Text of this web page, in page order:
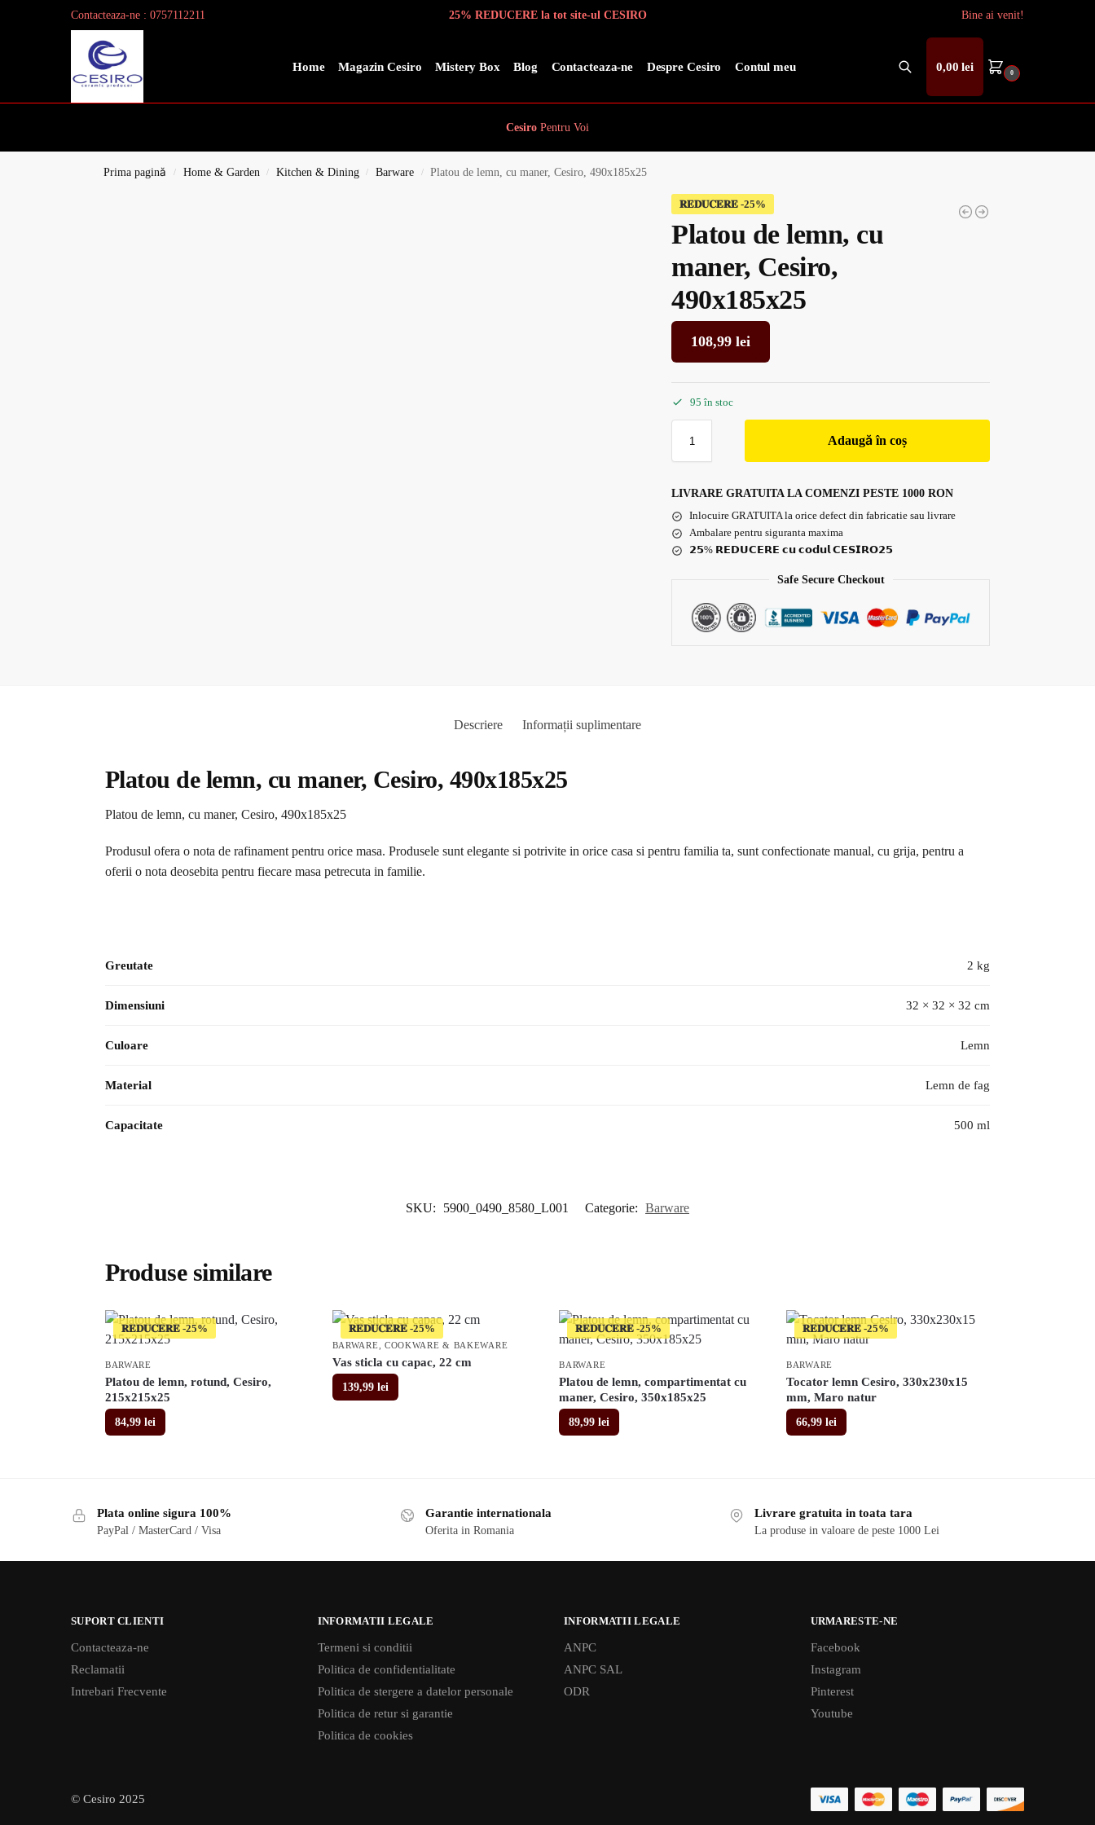
Contacteaza-ne : 0757112211 25% REDUCERE la tot site-ul CESIRO Bine ai venit!
Home Magazin Cesiro Mistery Box Blog Contacteaza-ne Despre Cesiro Contul meu
Search
0,00lei 0
Cesiro Pentru Voi
Prima pagină / Home & Garden / Kitchen & Dining / Barware / Platou de lemn, cu maner, Cesiro, 490x185x25
𝐑𝐄𝐃𝐔𝐂𝐄𝐑𝐄
Platou de lemn, cu
maner, Cesiro,
490x185x25
108,99lei
95 în stoc
Adaugă în coș
LIVRARE GRATUITA LA COMENZI PESTE 1000 RON
Inlocuire GRATUITA la orice defect din fabricatie sau livrare
Ambalare pentru siguranta maxima
𝟮𝟱% 𝗥𝗘𝗗𝗨𝗖𝗘𝗥𝗘 𝗰𝘂 𝗰𝗼𝗱𝘂𝗹 𝗖𝗘𝗦𝗜𝗥𝗢𝟮𝟱
Safe Secure Checkout
Descriere Informații suplimentare
Platou de lemn, cu maner, Cesiro, 490x185x25
Platou de lemn, cu maner, Cesiro, 490x185x25
Produsul ofera o nota de rafinament pentru orice masa. Produsele sunt elegante si potrivite in orice casa si pentru familia ta, sunt confectionate manual, cu grija, pentru a
oferii o nota deosebita pentru fiecare masa petrecuta in familie.
Greutate 2 kg
Dimensiuni 32 × 32 × 32 cm
Culoare Lemn
Material Lemn de fag
Capacitate 500 ml
SKU: 5900_0490_8580_L001 Categorie: Barware
Produse similare
𝐑𝐄𝐃𝐔𝐂𝐄𝐑𝐄
BARWARE
Platou de lemn, rotund, Cesiro,
215x215x25
84,99 lei
𝐑𝐄𝐃𝐔𝐂𝐄𝐑𝐄
BARWARE COOKWARE & BAKEWARE
Vas sticla cu capac, 22 cm
139,99 lei
𝐑𝐄𝐃𝐔𝐂𝐄𝐑𝐄
BARWARE
Platou de lemn, compartimentat cu
maner, Cesiro, 350x185x25
89,99lei
𝐑𝐄𝐃𝐔𝐂𝐄𝐑𝐄
BARWARE
Tocator lemn Cesiro, 330x230x15
mm, Maro natur
66,99lei
Plata online sigura 100%
PayPal / MasterCard / Visa
Garantie internationala
Oferita in Romania
Livrare gratuita in toata tara
La produse in valoare de peste 1000 Lei
SUPORT CLIENTI
Contacteaza-ne
Reclamatii
Intrebari Frecvente
INFORMATII LEGALE
Termeni si conditii
Politica de confidentialitate
Politica de stergere a datelor personale
Politica de retur si garantie
Politica de cookies
INFORMATII LEGALE
ANPC
ANPC SAL
ODR
URMARESTE-NE
Facebook
Instagram
Pinterest
Youtube
© Cesiro 2025